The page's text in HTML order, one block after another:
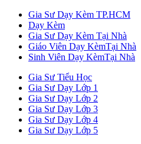
Gia Sư Dạy Kèm TP.HCM
Dạy Kèm
Gia Sư Dạy Kèm Tại Nhà
Giáo Viên Dạy KèmTại Nhà
Sinh Viên Dạy KèmTại Nhà
Gia Sư Tiểu Học
Gia Sư Dạy Lớp 1
Gia Sư Dạy Lớp 2
Gia Sư Dạy Lớp 3
Gia Sư Dạy Lớp 4
Gia Sư Dạy Lớp 5